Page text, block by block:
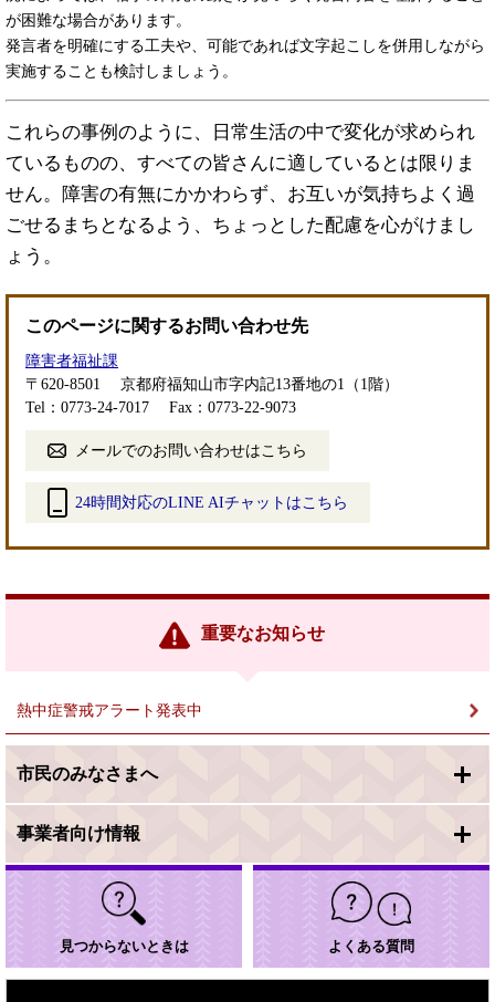
が困難な場合があります。
発言者を明確にする工夫や、可能であれば文字起こしを併用しながら
実施することも検討しましょう。
これらの事例のように、日常生活の中で変化が求められ
ているものの、すべての皆さんに適しているとは限りま
せん。障害の有無にかかわらず、お互いが気持ちよく過
ごせるまちとなるよう、ちょっとした配慮を心がけまし
ょう。
このページに関するお問い合わせ先
障害者福祉課
〒620-8501
京都府福知山市字内記13番地の1（1階）
Tel：0773-24-7017
Fax：0773-22-9073
メールでのお問い合わせはこちら
24時間対応のLINE AIチャットはこちら
リ
重要なお知らせ
熱中症警戒アラート発表中
市民のみなさまへ
事業者向け情報
見つからないときは よくある質問